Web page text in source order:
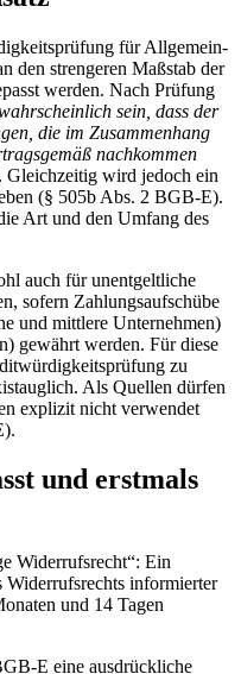
für Allgemein-
den strengeren Maßstab der
werden. Nach Prüfung
sein, dass der
die im Zusammenhang
nachkommen
wird jedoch ein
(§ 505b Abs. 2 BGB-E).
Art und den Umfang des
auch für unentgeltliche
sofern Zahlungsaufschübe
und mittlere Unternehmen)
gewährt werden. Für diese
zu
Als Quellen dürfen
explizit nicht verwendet
und erstmals
Widerrufsrecht“: Ein
Widerrufsrechts informierter
und 14 Tagen
E eine ausdrückliche